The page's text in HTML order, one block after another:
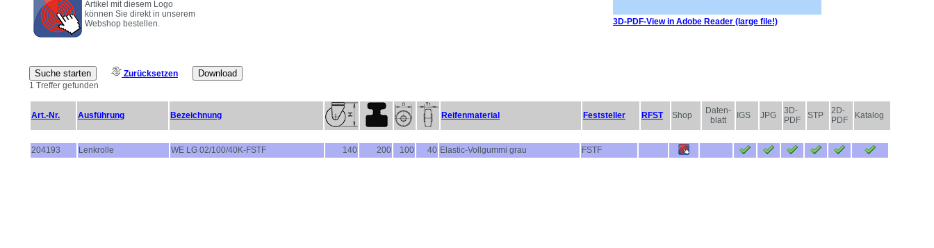
3D-PDF-View in Adobe Reader (large file!)
Artikel mit diesem Logo
können Sie direkt in unserem
Webshop bestellen.
Zurücksetzen
1 Treffer gefunden
Art.-Nr. Ausführung Bezeichnung Reifenmaterial Feststeller RFST Shop
Daten-
blatt
IGS JPG
3D-
PDF
STP
2D-
PDF
Katalog
204193 Lenkrolle WE LG 02/100/40K-FSTF 140 200 100 40 Elastic-Vollgummi grau FSTF